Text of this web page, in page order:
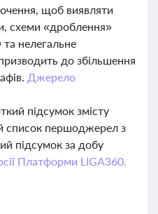
щоб виявляти
схеми «дроблення»
нелегальне
до збільшення
Джерело
підсумок змісту
список першоджерел з
підсумок за добу
Платформи LIGA360.